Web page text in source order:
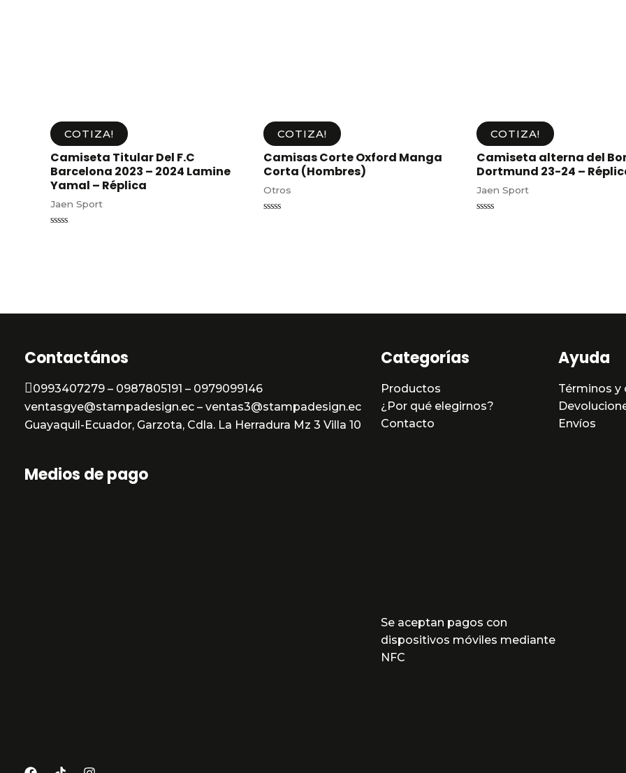
COTIZA!
Camiseta Titular Del F.C
Barcelona 2023 – 2024 Lamine
Yamal – Réplica
Jaen Sport
COTIZA!
Camisas Corte Oxford Manga
Corta (Hombres)
Otros
COTIZA!
Camiseta alterna del
Dortmund 23-24 –
Jaen Sport
Contactános
0993407279 – 0987805191 – 0979099146
ventasgye@stampadesign.ec – ventas3@stampadesign.ec
Guayaquil-Ecuador, Garzota, Cdla. La Herradura Mz 3 Villa 10
Medios de pago
Categorías
Productos
¿Por qué elegirnos?
Contacto
Se aceptan pagos con
dispositivos móviles mediante
NFC
Ayuda
Términos y
Envíos